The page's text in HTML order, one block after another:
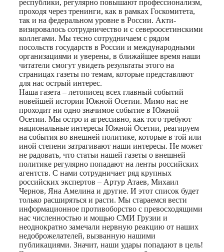
республики, регулярно повышают профессионализм,
проходя через тренинги, как в рамках Госкомитета,
так и на федеральном уровне в России. Акти-
визировалось сотрудничество и с североосетинскими
коллегами. Мы тесно сотрудничаем с рядом
посольств государств в России и международными
организациями и уверены, в ближайшее время наши
читатели смогут увидеть результаты этого на
страницах газеты по темам, которые представляют
для нас острый интерес.
Наша газета – летописец всех главный событий
новейшей истории Южной Осетии. Мимо нас не
проходит ни одно значимое событие в Южной
Осетии. Мы остро и агрессивно, как того требуют
национальные интересы Южной Осетии, реагируем
на события во внешней политике, которые в той или
иной степени затрагивают наши интересы. Не может
не радовать, что статьи нашей газеты о внешней
политике регулярно попадают на ленты российских
агентств. С нами сотрудничает ряд крупных
российских экспертов – Артур Атаев, Михаил
Чернов, Яна Амелина и другие. И этот список будет
только расширяться и расти. Мы стараемся вести
информационное противоборство с превосходящими
нас численностью и мощью СМИ Грузии и
неоднократно замечали нервную реакцию от наших
недоброжелателей, вызванную нашими
публикациями. Значит, наши удары попадают в цель!